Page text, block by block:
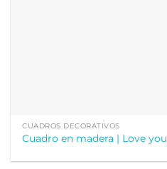
CUADROS DECORATIVOS
Cuadro en madera | Love you